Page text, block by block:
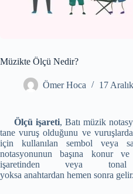
Müzikte Ölçü Nedir?
Ömer Hoca 17
Ölçü işareti, Batı müzik
tane vuruş olduğunu ve
için kullanılan sembol veya
notasyonunun başına konur
işaretinden veya
yoksa anahtardan hemen sonra gelir.